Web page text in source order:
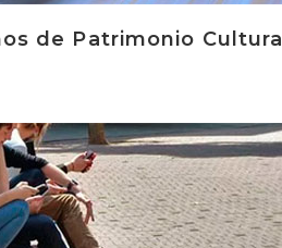
de Patrimonio Cultural